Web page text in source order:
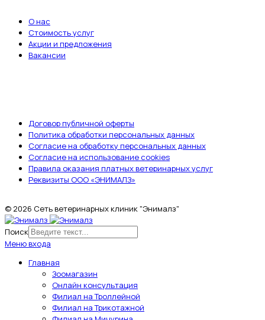
О нас
Стоимость услуг
Акции и предложения
Вакансии
Договор публичной оферты
Политика обработки персональных данных
Согласие на обработку персональных данных
Согласие на использование cookies
Правила оказания платных ветеринарных услуг
Реквизиты ООО «ЭНИМАЛЗ»
© 2026 Сеть ветеринарных клиник "Энималз"
Поиск
Меню входа
Главная
Зоомагазин
Онлайн консультация
Филиал на Троллейной
Филиал на Трикотажной